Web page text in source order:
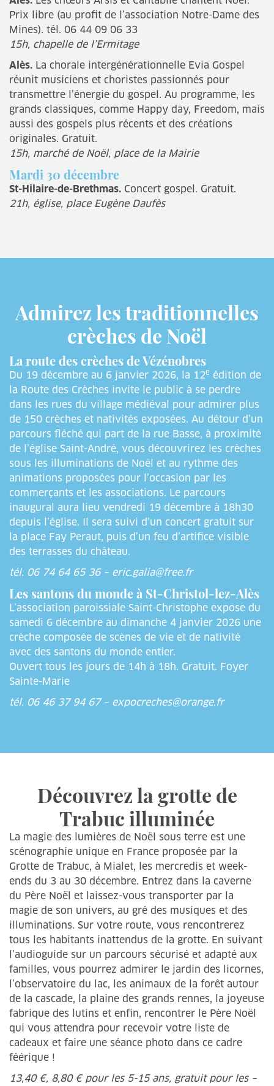
Prix libre (au profit de l’association Notre-Dame des
Mines). tél. 06 44 09 06 33
15h, chapelle de l’Ermitage
Alès. La chorale intergénérationnelle Evia Gospel
réunit musiciens et choristes passionnés pour
transmettre l’énergie du gospel. Au programme, les
grands classiques, comme Happy day, Freedom, mais
aussi des gospels plus récents et des créations
originales. Gratuit.
15h, marché de Noël, place de la Mairie
Mardi 30 décembre
St-Hilaire-de-Brethmas. Concert gospel. Gratuit.
21h, église, place Eugène Daufès
Admirez les traditionnelles
crèches de Noël
La route des crèches de Vézénobres
Du 19 décembre au 6 janvier 2026, la 12e édition de
la Route des Crèches invite le public à se perdre
dans les rues du village médiéval pour admirer plus
de 150 crèches et nativités exposées. Au détour d’un
parcours fléché qui part de la rue Basse, à proximité
de l’église Saint-André, vous découvrirez les crèches
sous les illuminations de Noël et au rythme des
animations proposées pour l’occasion par les
commerçants et les associations. Le parcours
inaugural aura lieu vendredi 19 décembre à 18h30
depuis l’église. Il sera suivi d’un concert gratuit sur
la place Fay Peraut, puis d’un feu d’artifice visible
des terrasses du château.
tél. 06 74 64 65 36 – eric.galia@free.fr
Les santons du monde à St-Christol-lez-Alès
L’association paroissiale Saint-Christophe expose du
samedi 6 décembre au dimanche 4 janvier 2026 une
crèche composée de scènes de vie et de nativité
avec des santons du monde entier.
Ouvert tous les jours de 14h à 18h. Gratuit. Foyer
Sainte-Marie
tél. 06 46 37 94 67 – expocreches@orange.fr
Découvrez la grotte de
Trabuc illuminée
La magie des lumières de Noël sous terre est une
scénographie unique en France proposée par la
Grotte de Trabuc, à Mialet, les mercredis et week-
ends du 3 au 30 décembre. Entrez dans la caverne
du Père Noël et laissez-vous transporter par la
magie de son univers, au gré des musiques et des
illuminations. Sur votre route, vous rencontrerez
tous les habitants inattendus de la grotte. En suivant
l’audioguide sur un parcours sécurisé et adapté aux
familles, vous pourrez admirer le jardin des licornes,
l’observatoire du lac, les animaux de la forêt autour
de la cascade, la plaine des grands rennes, la joyeuse
fabrique des lutins et enfin, rencontrer le Père Noël
qui vous attendra pour recevoir votre liste de
cadeaux et faire une séance photo dans ce cadre
féérique !
13,40 €, 8,80 € pour les 5-15 ans, gratuit pour les –